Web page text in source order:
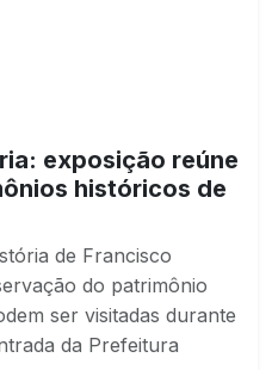
exposição reúne
históricos de
de Francisco
do patrimônio
ser visitadas durante
da Prefeitura